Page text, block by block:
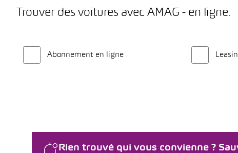
Trouver des voitures avec AMAG - en ligne.
Abonnement en ligne
Rien trouvé qui vous convienne ?